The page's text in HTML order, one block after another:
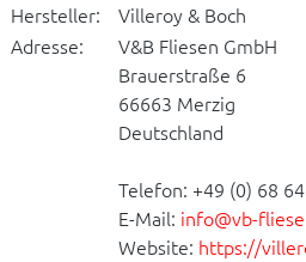
Hersteller:
Villeroy & Boch
Adresse:
V&B Fliesen GmbH
Brauerstraße 6
66663 Merzig
Deutschland
Telefon: +49 (0) 68
E-Mail: info@vb-
Website: https://